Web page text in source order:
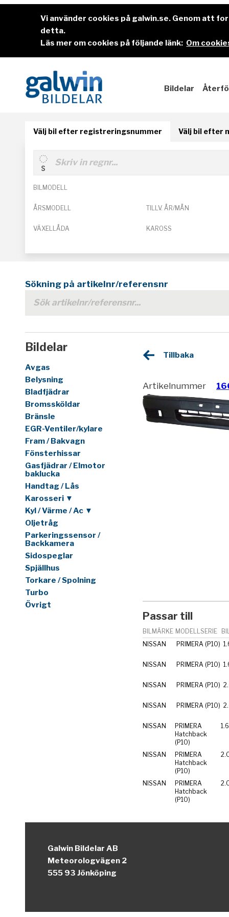
Vi använder cookies på galwin.se. Genom att
detta.
Läs mer om cookies på följande länk: Om
Bildelar
Välj bil efter registreringsnummer Välj bil efter
BILMODELL
ÅRSMODELL TILLV. ÅR/MÅN
VÄXELLÅDA KAROSS
Sökning på artikelnr/referensnr
Bildelar
Avgas
Belysning
Bladfjädrar
Bromssköldar
Bränsle
EGR-Ventiler/kylare
Fram / Bakvagn
Fönsterhissar
Gasfjädrar / Elmotor
baklucka
Handtag / Lås
Karosseri ▼
Kyl / Värme / Ac ▼
Oljetråg
Parkeringssensor /
Backkamera
Sidospeglar
Spjällhus
Torkare / Spolning
Turbo
Övrigt
Tillbaka
Artikelnummer
Passar till
BILMÄRKE MODELLSERIE
NISSAN
PRIMERA (P10)
NISSAN PRIMERA (P10)
NISSAN PRIMERA (P10)
NISSAN PRIMERA (P10)
NISSAN
PRIMERA
Hatchback
(P10)
1.6
NISSAN
PRIMERA
Hatchback
(P10)
NISSAN
PRIMERA
Hatchback
(P10)
Galwin Bildelar AB
Meteorologvägen 2
555 93 Jönköping